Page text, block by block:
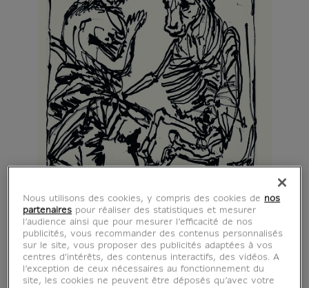
Nous utilisons des cookies, y compris des cookies de nos
partenaires pour réaliser des statistiques et mesurer
l’audience ainsi que pour mesurer l’efficacité de nos
publicités, vous recommander des contenus personnalisés
sur le site, vous proposer des publicités adaptées à vos
centres d'intérêts, des contenus interactifs, des vidéos. A
l’exception de ceux nécessaires au fonctionnement du
site, les cookies ne peuvent être déposés qu’avec votre